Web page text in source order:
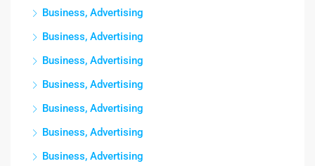
Business, Advertising
Business, Advertising
Business, Advertising
Business, Advertising
Business, Advertising
Business, Advertising
Business, Advertising